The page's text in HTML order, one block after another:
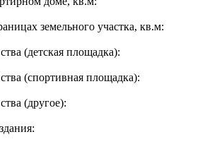
земельного участка, кв.м:
(детская площадка):
(спортивная площадка):
(другое):